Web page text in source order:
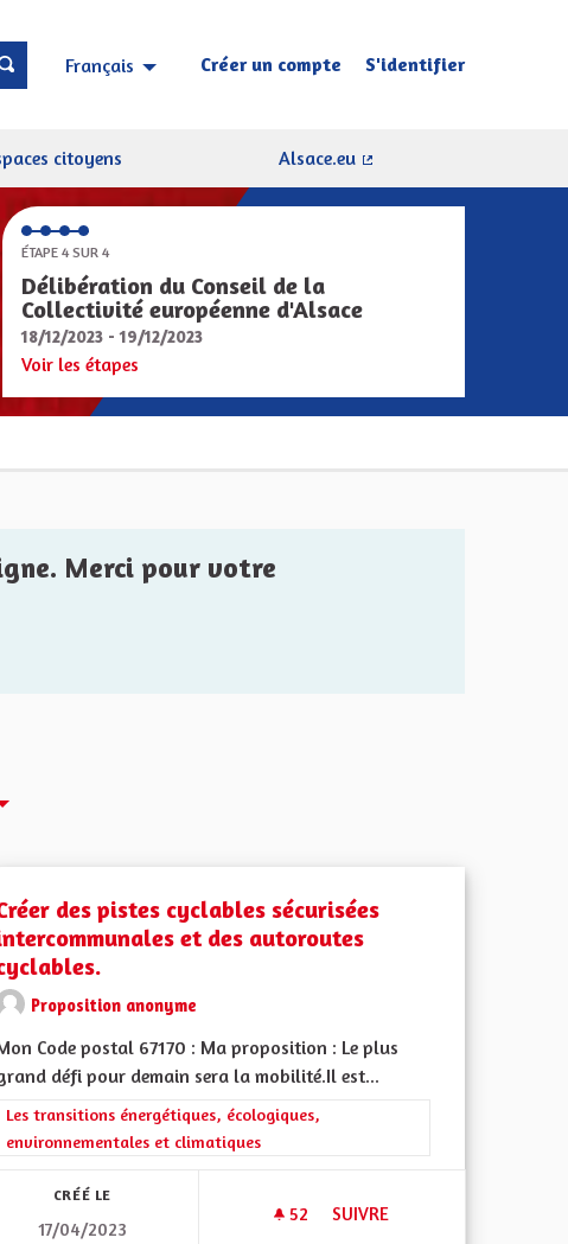
Français Choisir la langue Sprache wählen
Créer un compte S'identifier
citoyens
Alsace.eu
ÉTAPE 4 SUR 4
Délibération du Conseil de la
Collectivité européenne d'Alsace
18/12/2023 - 19/12/2023
Voir les étapes
Merci pour votre
environnementales et climatiques
DE VIE, UNE VIE EN TINY HOUSE :))
des pistes cyclables sécurisées
et des autoroutes
Proposition anonyme
Code postal 67170 : Ma proposition : Le plus
défi pour demain sera la mobilité.Il est...
Filtrer les résultats de la catégorie : Les transitions énergétiques,
Les transitions énergétiques, écologiques,
environnementales et climatiques
CRÉÉ LE
17/04/2023
52 52 ABONNÉS
SUIVRE